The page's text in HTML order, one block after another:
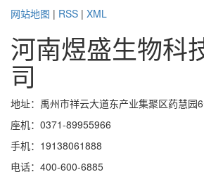
网站地图 | RSS | XML
河南煜盛生物科
司
地址：禹州市祥云大道东产业集聚区药慧园
座机：0371-89955966
手机：19138061888
电话：400-600-6885